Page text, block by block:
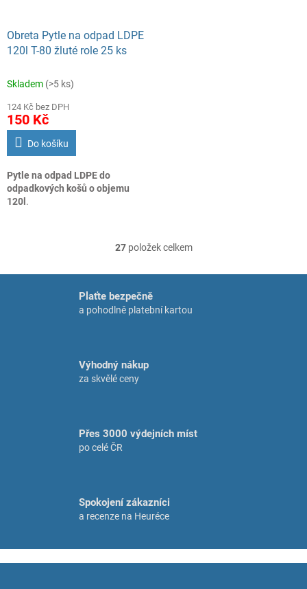
Obreta Pytle na odpad LDPE
120l T-80 žluté role 25 ks
Skladem (>5 ks)
124 Kč bez DPH
150 Kč
Do košíku
Pytle na odpad LDPE do
odpadkových košů o objemu
120l .
O
á
d
ý
27položek celkem
Plaťte bezpečně
a pohodlně platební kartou
Výhodný nákup
za skvělé ceny
Přes 3000 výdejních míst
po celé ČR
Spokojení zákazníci
a recenze na Heuréce